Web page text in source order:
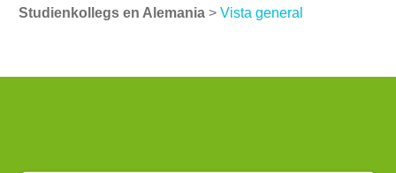
Studienkollegs en Alemania > Vista general